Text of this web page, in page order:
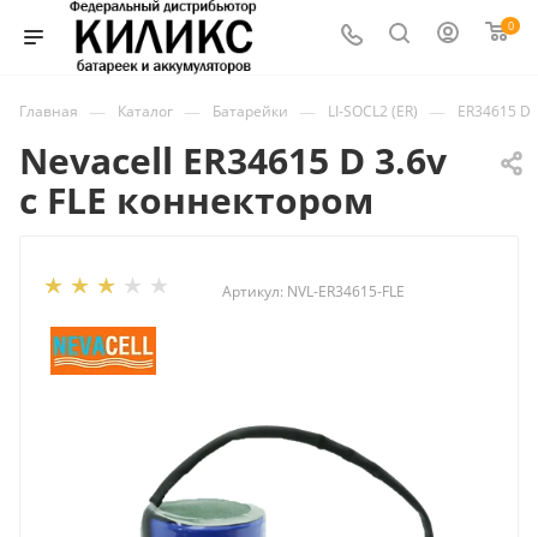
0
Главная — Каталог — Батарейки — LI-SOCL2 (ER) — ER34615 D
Nevacell ER34615 D 3.6v
с FLE коннектором
Артикул: NVL-ER34615-FLE